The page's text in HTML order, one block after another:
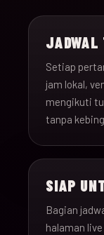
JADWAL
Setiap
jam lokal,
mengikuti
tanpa
SIAP
Bagian
halaman